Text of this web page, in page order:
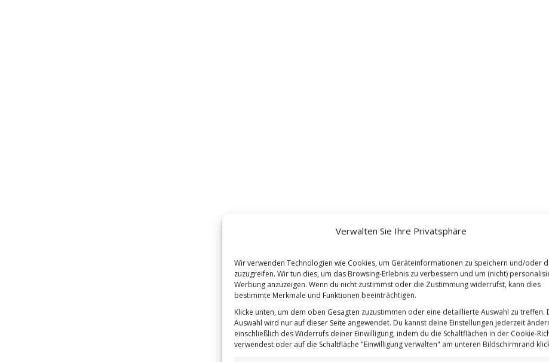
Verwalten Sie Ihre Privatsphäre
Wir verwenden Technologien wie Cookies, um Geräteinformationen zu speichern und/oder
zuzugreifen. Wir tun dies, um das Browsing-Erlebnis zu verbessern und um (nicht)
Werbung anzuzeigen. Wenn du nicht zustimmst oder die Zustimmung widerrufst, kann dies
bestimmte Merkmale und Funktionen beeinträchtigen.
Klicke unten, um dem oben Gesagten zuzustimmen oder eine detaillierte Auswahl zu treffen.
Auswahl wird nur auf dieser Seite angewendet. Du kannst deine Einstellungen jederzeit
einschließlich des Widerrufs deiner Einwilligung, indem du die Schaltflächen in der Cookie-
verwendest oder auf die Schaltfläche "Einwilligung verwalten" am unteren Bildschirmrand